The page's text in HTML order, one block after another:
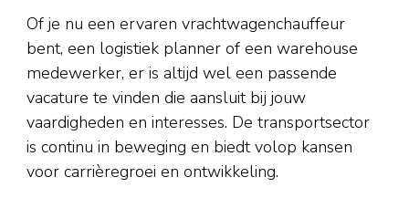
Of je nu een ervaren vrachtwagenchauffeur
bent, een logistiek planner of een warehouse
medewerker, er is altijd wel een passende
vacature te vinden die aansluit bij jouw
vaardigheden en interesses. De transportsector
is continu in beweging en biedt volop kansen
voor carrièregroei en ontwikkeling.